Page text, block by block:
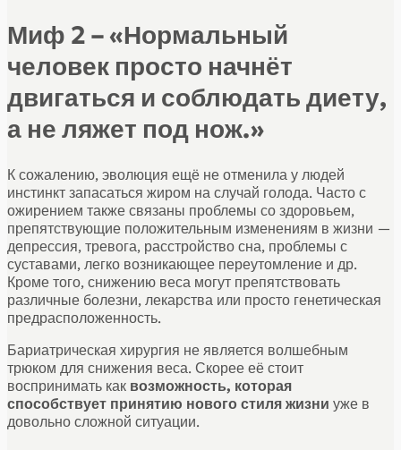
Миф 2 – «Нормальный
человек просто начнёт
двигаться и соблюдать диету,
а не ляжет под нож.»
К сожалению, эволюция ещё не отменила у людей
инстинкт запасаться жиром на случай голода. Часто с
ожирением также связаны проблемы со здоровьем,
препятствующие положительным изменениям в жизни —
депрессия, тревога, расстройство сна, проблемы с
суставами, легко возникающее переутомление и др.
Кроме того, снижению веса могут препятствовать
различные болезни, лекарства или просто генетическая
предрасположенность.
Бариатрическая хирургия не является волшебным
трюком для снижения веса. Скорее её стоит
воспринимать как возможность, которая
способствует принятию нового стиля жизни уже в
довольно сложной ситуации.